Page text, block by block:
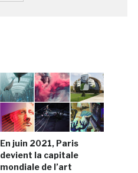
En juin 2021, Paris
devient la capitale
mondiale de l’art